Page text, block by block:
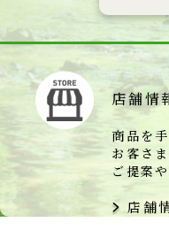
店舗情
商品を
お客さ
ご提案
店舗